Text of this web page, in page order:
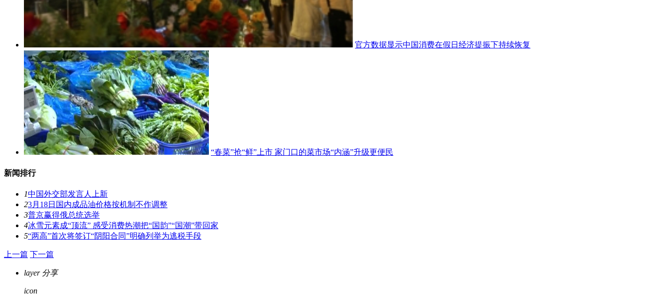
官方数据显示中国消费在假日经济提振下持续恢复
“春菜”抢“鲜”上市 家门口的菜市场“内涵”升级更便民
新闻排行
1中国外交部发言人上新
23月18日国内成品油价格按机制不作调整
3普京赢得俄总统选举
4冰雪元素成“顶流” 感受消费热潮把“国韵”“国潮”带回家
5“两高”首次将签订“阴阳合同”明确列举为逃税手段
上一篇 下一篇
layer 分享
icon